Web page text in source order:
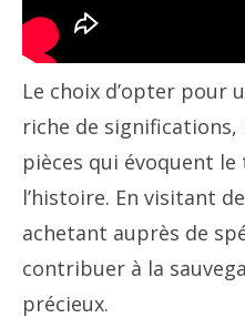
Le choix d’opter pour
riche de
pièces qui évoquent
l’histoire. En visitant
achetant auprès de
contribuer à la
précieux.